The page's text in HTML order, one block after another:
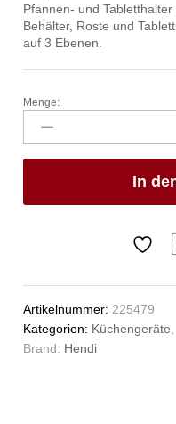
Pfannen- und
Behälter, Roste und
auf 3 Ebenen.
Niedertemperaturofen,
HENDI,
230V/1200W,
495x690x(H)413mm
Menge:
In
Artikelnummer: 225479
Kategorien: Küchengeräte
Brand: Hendi